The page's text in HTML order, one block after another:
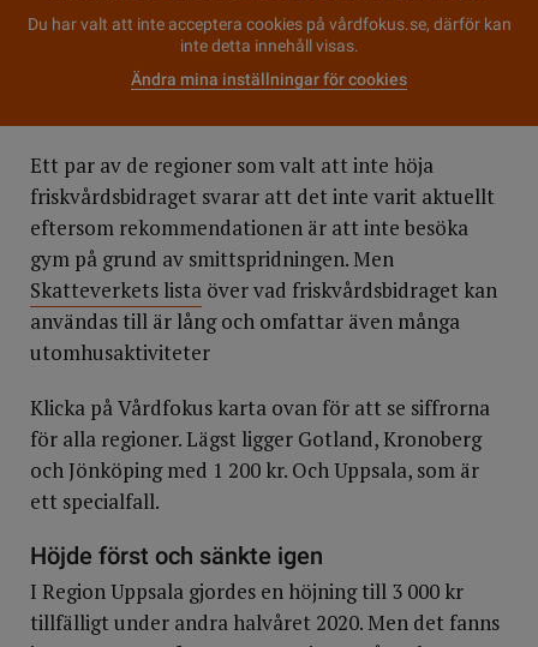
Du har valt att inte acceptera cookies på vårdfokus.se, därför kan
inte detta innehåll visas.
Ändra mina inställningar för cookies
Ett par av de regioner som valt att inte höja
friskvårdsbidraget svarar att det inte varit aktuellt
eftersom rekommendationen är att inte besöka
gym på grund av smittspridningen. Men
Skatteverkets lista över vad friskvårdsbidraget kan
användas till är lång och omfattar även många
utomhusaktiviteter
Klicka på Vårdfokus karta ovan för att se siffrorna
för alla regioner. Lägst ligger Gotland, Kronoberg
och Jönköping med 1 200 kr. Och Uppsala, som är
ett specialfall.
Höjde först och sänkte igen
I Region Uppsala gjordes en höjning till 3 000 kr
tillfälligt under andra halvåret 2020. Men det fanns